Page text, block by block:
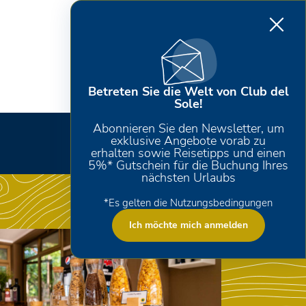
Betreten Sie die Welt von Club del
Sole!
Abonnieren Sie den Newsletter, um
exklusive Angebote vorab zu
erhalten sowie Reisetipps und einen
5%* Gutschein für die Buchung Ihres
nächsten Urlaubs
*Es gelten die Nutzungsbedingungen
Ich möchte mich anmelden